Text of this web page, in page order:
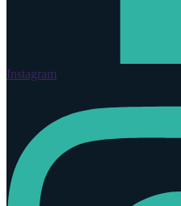
Instagram